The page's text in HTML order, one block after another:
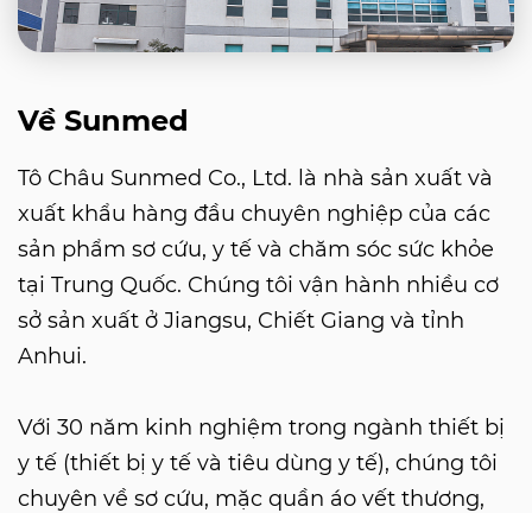
Về Sunmed
Tô Châu Sunmed Co., Ltd. là nhà sản xuất và
xuất khẩu hàng đầu chuyên nghiệp của các
sản phẩm sơ cứu, y tế và chăm sóc sức khỏe
tại Trung Quốc. Chúng tôi vận hành nhiều cơ
sở sản xuất ở Jiangsu, Chiết Giang và tỉnh
Anhui.
Với 30 năm kinh nghiệm trong ngành thiết bị
y tế (thiết bị y tế và tiêu dùng y tế), chúng tôi
chuyên về sơ cứu, mặc quần áo vết thương,